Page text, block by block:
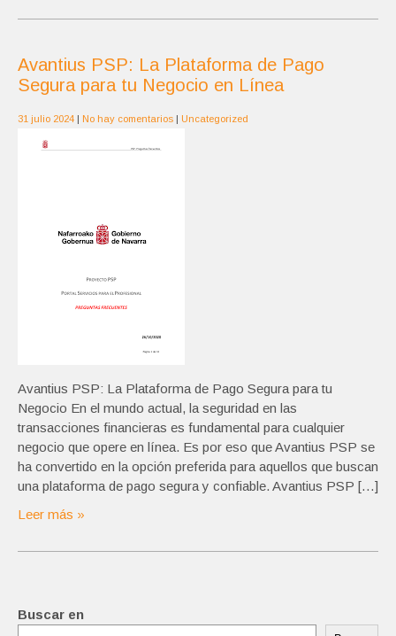
Avantius PSP: La Plataforma de Pago
Segura para tu Negocio en Línea
31 julio 2024 | No hay comentarios | Uncategorized
Avantius PSP: La Plataforma de Pago Segura para tu
Negocio En el mundo actual, la seguridad en las
transacciones financieras es fundamental para cualquier
negocio que opere en línea. Es por eso que Avantius PSP se
ha convertido en la opción preferida para aquellos que buscan
una plataforma de pago segura y confiable. Avantius PSP […]
Leer más »
Buscar en